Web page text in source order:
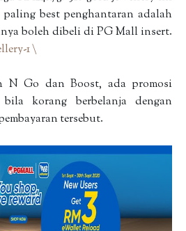
best penghantaran adalah
boleh dibeli di PG Mall insert.
1 \
N Go dan Boost, ada promosi
korang berbelanja dengan
tersebut.